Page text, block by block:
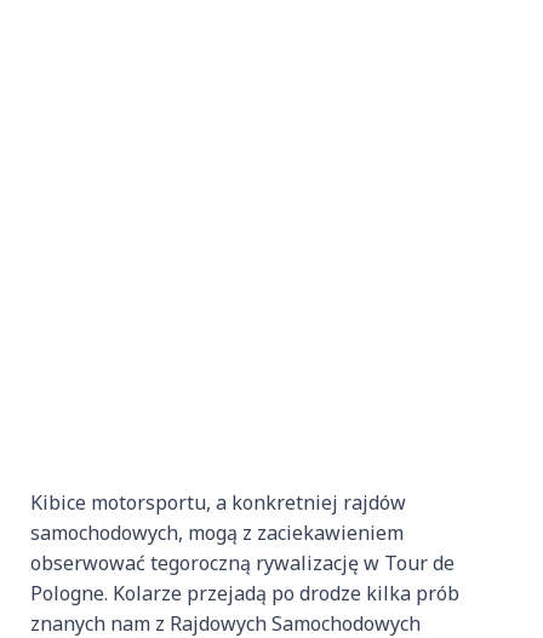
Kibice motorsportu, a konkretniej rajdów
samochodowych, mogą z zaciekawieniem
obserwować tegoroczną rywalizację w Tour de
Pologne. Kolarze przejadą po drodze kilka prób
znanych nam z Rajdowych Samochodowych